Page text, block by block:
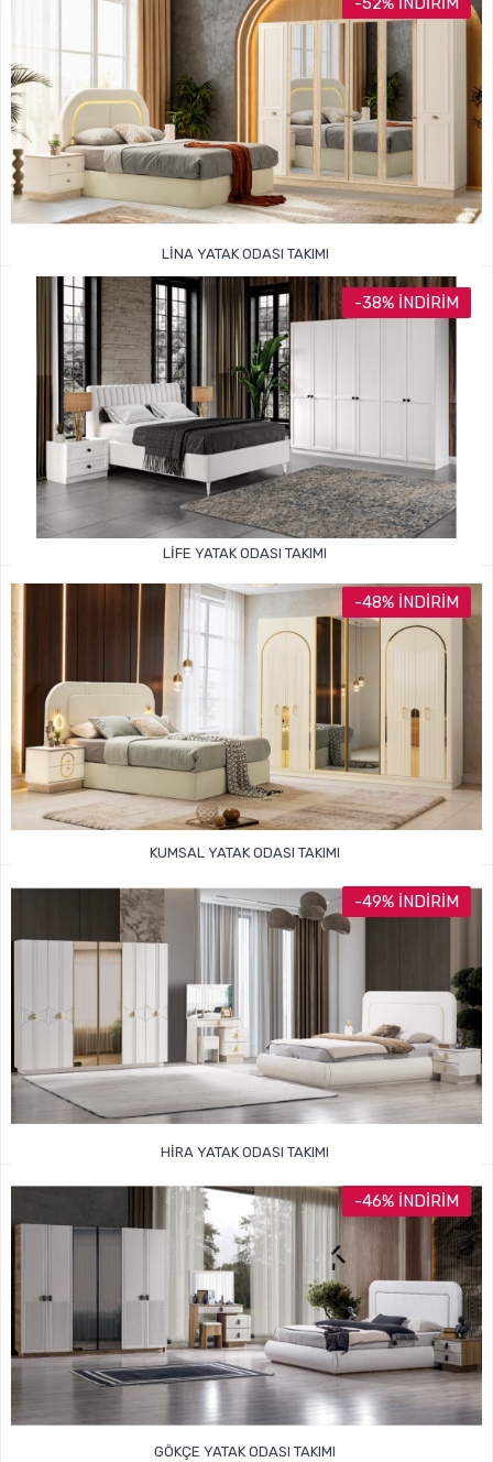
LINA YATAK ODASI TAKIMI
125.000TL 59.999TL
-38% İNDIRIM
LIFE YATAK ODASI TAKIMI
104.000TL64.999TL
-48% İNDIRIM
KUMSAL YATAK ODASI TAKIMI
125.000TL64.999TL
-49% İNDIRIM
HIRA YATAK ODASI TAKIMI
108.000TL54.999TL
-46% İNDIRIM
GÖKÇE YATAK ODASI TAKIMI